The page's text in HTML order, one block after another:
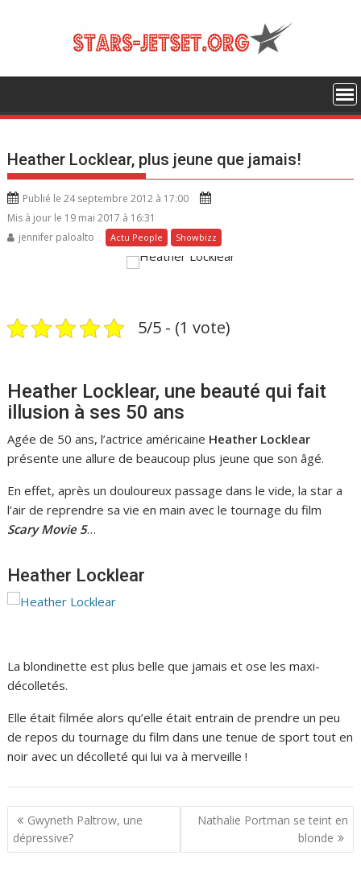
Heather Locklear, plus jeune que jamais!
Publié le 24 septembre 2012 à 17:00
Mis à jour le 19 mai 2017 à 16:31
jennifer paloalto
Actu People Showbizz
5/5 - (1 vote)
Heather Locklear, une beauté qui fait
illusion à ses 50 ans
Agée de 50 ans, l’actrice américaine Heather Locklear
présente une allure de beaucoup plus jeune que son âgé.
En effet, après un douloureux passage dans le vide, la star a
l’air de reprendre sa vie en main avec le tournage du film
Scary Movie 5…
Heather Locklear
La blondinette est plus belle que jamais et ose les maxi-
décolletés.
Elle était filmée alors qu’elle était entrain de prendre un peu
de repos du tournage du film dans une tenue de sport tout en
noir avec un décolleté qui lui va à merveille !
N
a
Gwyneth Paltrow, une
dépressive?
Nathalie Portman se teint en
blonde